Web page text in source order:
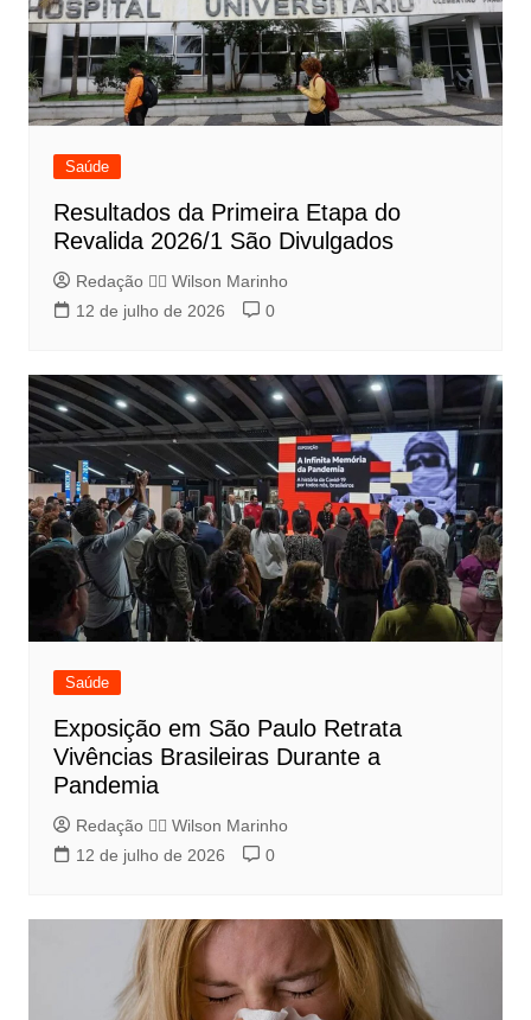
Saúde
Resultados da Primeira Etapa do
Revalida 2026/1 São Divulgados
Redação 👨‍⚖️​ Wilson Marinho
12 de julho de 2026
0
Saúde
Exposição em São Paulo Retrata
Vivências Brasileiras Durante a
Pandemia
Redação 👨‍⚖️​ Wilson Marinho
12 de julho de 2026
0